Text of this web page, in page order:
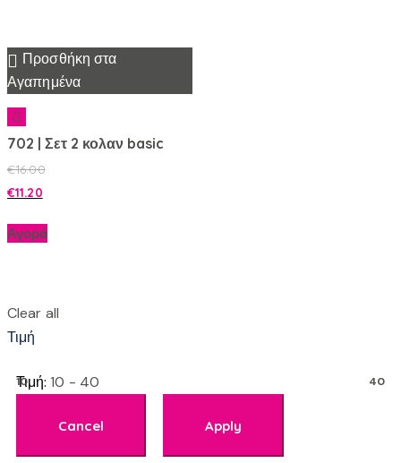
Προσθήκη στα
Αγαπημένα
702 | Σετ 2 κολαν basic
€16.00
€11.20
Αγορά
Clear all
Τιμή
10 40
Τιμή: 10 - 40